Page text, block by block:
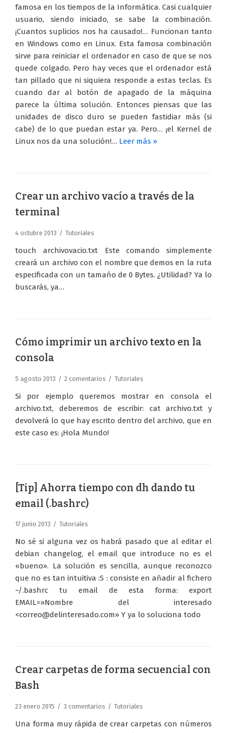
famosa en los tiempos de la Informática. Casi cualquier
usuario, siendo iniciado, se sabe la combinación.
¡Cuantos suplicios nos ha causado!… Funcionan tanto
en Windows como en Linux. Esta famosa combinación
sirve para reiniciar el ordenador en caso de que se nos
quede colgado. Pero hay veces que el ordenador está
tan pillado que ni siquiera responde a estas teclas. Es
cuando dar al botón de apagado de la máquina
parece la última solución. Entonces piensas que las
unidades de disco duro se pueden fastidiar más (si
cabe) de lo que puedan estar ya. Pero… ¡el Kernel de
Linux nos da una solución!… Leer más »
Crear un archivo vacío a través de la
terminal
4 octubre 2013 Tutoriales
touch archivovacio.txt Este comando simplemente
creará un archivo con el nombre que demos en la ruta
especificada con un tamaño de 0 Bytes. ¿Utilidad? Ya lo
buscarás, ya…
Cómo imprimir un archivo texto en la
consola
5 agosto 2013 2 comentarios Tutoriales
Si por ejemplo queremos mostrar en consola el
archivo.txt, deberemos de escribir: cat archivo.txt y
devolverá lo que hay escrito dentro del archivo, que en
este caso es: ¡Hola Mundo!
[Tip] Ahorra tiempo con dh dando tu
email (.bashrc)
17 junio 2013 Tutoriales
No sé si alguna vez os habrá pasado que al editar el
debian changelog, el email que introduce no es el
«bueno». La solución es sencilla, aunque reconozco
que no es tan intuitiva :S : consiste en añadir al fichero
~/.bashrc tu email de esta forma: export
EMAIL=»Nombre del interesado
<correo@delinteresado.com» Y ya lo soluciona todo
Crear carpetas de forma secuencial con
Bash
23 enero 2015 3 comentarios Tutoriales
Una forma muy rápida de crear carpetas con números